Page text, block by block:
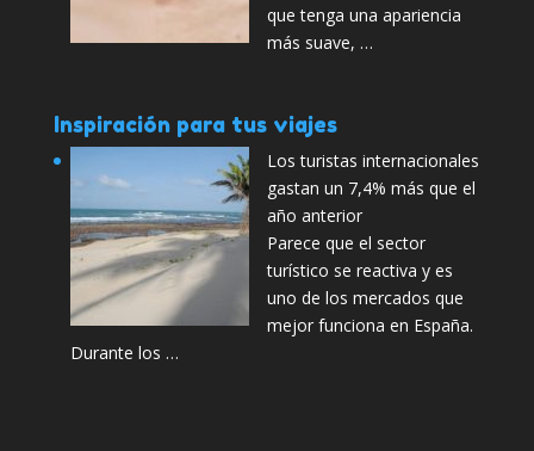
que tenga una apariencia
más suave, …
Inspiración para tus viajes
Los turistas internacionales
gastan un 7,4% más que el
año anterior
Parece que el sector
turístico se reactiva y es
uno de los mercados que
mejor funciona en España.
Durante los …